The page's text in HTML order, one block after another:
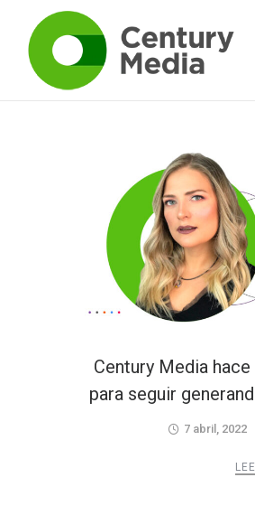
Century Media
para seguir
7 abril, 2022